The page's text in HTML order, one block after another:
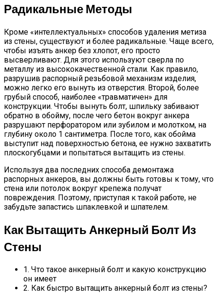
Радикальные Методы
Кроме «интеллектуальных» способов удаления метиза
из стены, существуют и более радикальные. Чаще всего,
чтобы изъять анкер без хлопот, его просто
высверливают. Для этого используют сверла по
металлу из высококачественной стали. Как правило,
разрушив распорный резьбовой механизм изделия,
можно легко его вынуть из отверстия. Второй, более
грубый способ, наиболее «травматичен» для
конструкции. Чтобы вынуть болт, шпильку забивают
обратно в обойму, после чего бетон вокруг анкера
разрушают перфоратором или зубилом и молотком, на
глубину около 1 сантиметра. После того, как обойма
выступит над поверхностью бетона, ее нужно захватить
плоскогубцами и попытаться вытащить из стены.
Используя два последних способа демонтажа
распорных анкеров, вы должны быть готовы к тому, что
стена или потолок вокруг крепежа получат
повреждения. Поэтому, приступая к такой работе, не
забудьте запастись шпаклевкой и шпателем.
Как Вытащить Анкерный Болт Из
Стены
1. Что такое анкерный болт и какую конструкцию
он имеет
2. Как быстро вытащить анкерный болт из стены?